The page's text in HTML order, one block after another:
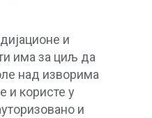
и
има за циљ да
над изворима
и користе у
и